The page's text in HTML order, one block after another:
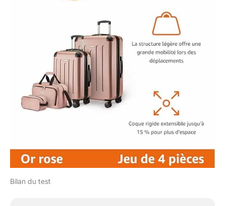
Bilan du test